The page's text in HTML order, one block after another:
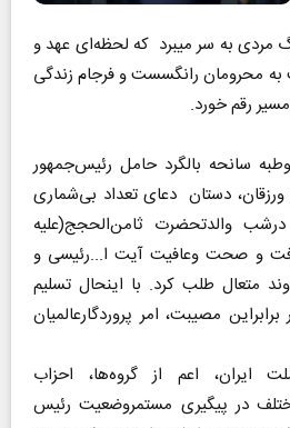
مردی به سر میبرد که لحظه‌ای عهد و
محرومان رانگسست و فرجام زندگی
رقم خورد.
سانحه بالگرد حامل رئیس‌جمهور
دستان دعای تعداد بی‌شماری
والدتحضرت ثامن‌الحجج(علیه
و صحت وعافیت آیت ا...رئیسی و
متعال طلب کرد. با اینحال تسلیم
مصیبت، امر پروردگارعالمیان
اعم از گروه‌ها، احزاب
در پیگیری مستمروضعیت رئیس